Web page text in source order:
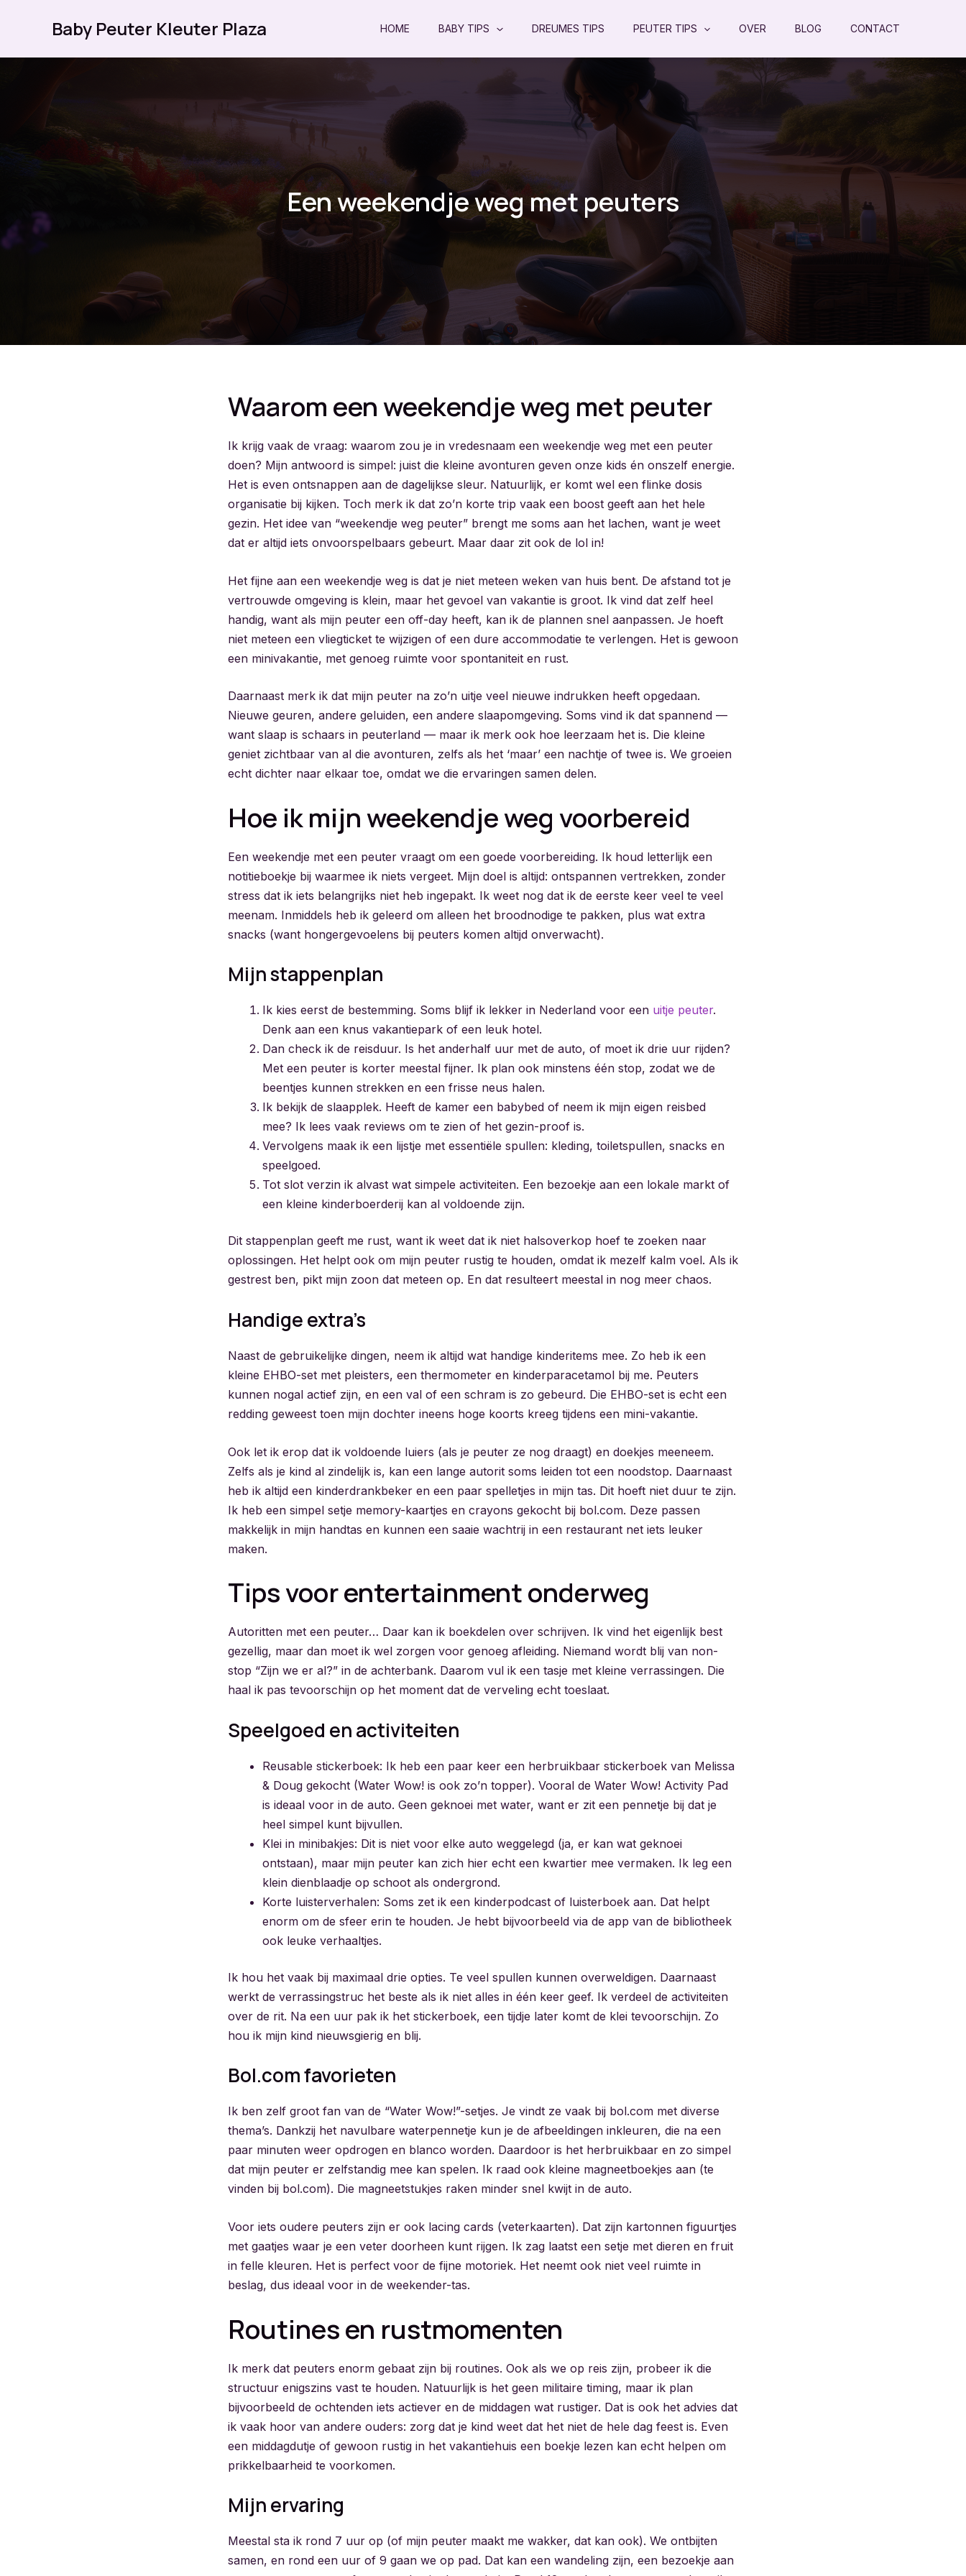
Baby Peuter Kleuter Plaza HOME BABY TIPS DREUMES TIPS PEUTER TIPS OVER BLOG CONTACT
Een weekendje weg met peuters
Waarom een weekendje weg met peuter
Ik krijg vaak de vraag: waarom zou je in vredesnaam een weekendje weg met een peuter
doen? Mijn antwoord is simpel: juist die kleine avonturen geven onze kids én onszelf energie.
Het is even ontsnappen aan de dagelijkse sleur. Natuurlijk, er komt wel een flinke dosis
organisatie bij kijken. Toch merk ik dat zo’n korte trip vaak een boost geeft aan het hele
gezin. Het idee van “weekendje weg peuter” brengt me soms aan het lachen, want je weet
dat er altijd iets onvoorspelbaars gebeurt. Maar daar zit ook de lol in!
Het fijne aan een weekendje weg is dat je niet meteen weken van huis bent. De afstand tot je
vertrouwde omgeving is klein, maar het gevoel van vakantie is groot. Ik vind dat zelf heel
handig, want als mijn peuter een off-day heeft, kan ik de plannen snel aanpassen. Je hoeft
niet meteen een vliegticket te wijzigen of een dure accommodatie te verlengen. Het is gewoon
een minivakantie, met genoeg ruimte voor spontaniteit en rust.
Daarnaast merk ik dat mijn peuter na zo’n uitje veel nieuwe indrukken heeft opgedaan.
Nieuwe geuren, andere geluiden, een andere slaapomgeving. Soms vind ik dat spannend —
want slaap is schaars in peuterland — maar ik merk ook hoe leerzaam het is. Die kleine
geniet zichtbaar van al die avonturen, zelfs als het ‘maar’ een nachtje of twee is. We groeien
echt dichter naar elkaar toe, omdat we die ervaringen samen delen.
Hoe ik mijn weekendje weg voorbereid
Een weekendje met een peuter vraagt om een goede voorbereiding. Ik houd letterlijk een
notitieboekje bij waarmee ik niets vergeet. Mijn doel is altijd: ontspannen vertrekken, zonder
stress dat ik iets belangrijks niet heb ingepakt. Ik weet nog dat ik de eerste keer veel te veel
meenam. Inmiddels heb ik geleerd om alleen het broodnodige te pakken, plus wat extra
snacks (want hongergevoelens bij peuters komen altijd onverwacht).
Mijn stappenplan
Ik kies eerst de bestemming. Soms blijf ik lekker in Nederland voor een uitje peuter.
Denk aan een knus vakantiepark of een leuk hotel.
Dan check ik de reisduur. Is het anderhalf uur met de auto, of moet ik drie uur rijden?
Met een peuter is korter meestal fijner. Ik plan ook minstens één stop, zodat we de
beentjes kunnen strekken en een frisse neus halen.
Ik bekijk de slaapplek. Heeft de kamer een babybed of neem ik mijn eigen reisbed
mee? Ik lees vaak reviews om te zien of het gezin-proof is.
Vervolgens maak ik een lijstje met essentiële spullen: kleding, toiletspullen, snacks en
speelgoed.
Tot slot verzin ik alvast wat simpele activiteiten. Een bezoekje aan een lokale markt of
een kleine kinderboerderij kan al voldoende zijn.
Dit stappenplan geeft me rust, want ik weet dat ik niet halsoverkop hoef te zoeken naar
oplossingen. Het helpt ook om mijn peuter rustig te houden, omdat ik mezelf kalm voel. Als ik
gestrest ben, pikt mijn zoon dat meteen op. En dat resulteert meestal in nog meer chaos.
Handige extra’s
Naast de gebruikelijke dingen, neem ik altijd wat handige kinderitems mee. Zo heb ik een
kleine EHBO-set met pleisters, een thermometer en kinderparacetamol bij me. Peuters
kunnen nogal actief zijn, en een val of een schram is zo gebeurd. Die EHBO-set is echt een
redding geweest toen mijn dochter ineens hoge koorts kreeg tijdens een mini-vakantie.
Ook let ik erop dat ik voldoende luiers (als je peuter ze nog draagt) en doekjes meeneem.
Zelfs als je kind al zindelijk is, kan een lange autorit soms leiden tot een noodstop. Daarnaast
heb ik altijd een kinderdrankbeker en een paar spelletjes in mijn tas. Dit hoeft niet duur te zijn.
Ik heb een simpel setje memory-kaartjes en crayons gekocht bij bol.com. Deze passen
makkelijk in mijn handtas en kunnen een saaie wachtrij in een restaurant net iets leuker
maken.
Tips voor entertainment onderweg
Autoritten met een peuter… Daar kan ik boekdelen over schrijven. Ik vind het eigenlijk best
gezellig, maar dan moet ik wel zorgen voor genoeg afleiding. Niemand wordt blij van non-
stop “Zijn we er al?” in de achterbank. Daarom vul ik een tasje met kleine verrassingen. Die
haal ik pas tevoorschijn op het moment dat de verveling echt toeslaat.
Speelgoed en activiteiten
Reusable stickerboek: Ik heb een paar keer een herbruikbaar stickerboek van Melissa
& Doug gekocht (Water Wow! is ook zo’n topper). Vooral de Water Wow! Activity Pad
is ideaal voor in de auto. Geen geknoei met water, want er zit een pennetje bij dat je
heel simpel kunt bijvullen.
Klei in minibakjes: Dit is niet voor elke auto weggelegd (ja, er kan wat geknoei
ontstaan), maar mijn peuter kan zich hier echt een kwartier mee vermaken. Ik leg een
klein dienblaadje op schoot als ondergrond.
Korte luisterverhalen: Soms zet ik een kinderpodcast of luisterboek aan. Dat helpt
enorm om de sfeer erin te houden. Je hebt bijvoorbeeld via de app van de bibliotheek
ook leuke verhaaltjes.
Ik hou het vaak bij maximaal drie opties. Te veel spullen kunnen overweldigen. Daarnaast
werkt de verrassingstruc het beste als ik niet alles in één keer geef. Ik verdeel de activiteiten
over de rit. Na een uur pak ik het stickerboek, een tijdje later komt de klei tevoorschijn. Zo
hou ik mijn kind nieuwsgierig en blij.
Bol.com favorieten
Ik ben zelf groot fan van de “Water Wow!”-setjes. Je vindt ze vaak bij bol.com met diverse
thema’s. Dankzij het navulbare waterpennetje kun je de afbeeldingen inkleuren, die na een
paar minuten weer opdrogen en blanco worden. Daardoor is het herbruikbaar en zo simpel
dat mijn peuter er zelfstandig mee kan spelen. Ik raad ook kleine magneetboekjes aan (te
vinden bij bol.com). Die magneetstukjes raken minder snel kwijt in de auto.
Voor iets oudere peuters zijn er ook lacing cards (veterkaarten). Dat zijn kartonnen figuurtjes
met gaatjes waar je een veter doorheen kunt rijgen. Ik zag laatst een setje met dieren en fruit
in felle kleuren. Het is perfect voor de fijne motoriek. Het neemt ook niet veel ruimte in
beslag, dus ideaal voor in de weekender-tas.
Routines en rustmomenten
Ik merk dat peuters enorm gebaat zijn bij routines. Ook als we op reis zijn, probeer ik die
structuur enigszins vast te houden. Natuurlijk is het geen militaire timing, maar ik plan
bijvoorbeeld de ochtenden iets actiever en de middagen wat rustiger. Dat is ook het advies dat
ik vaak hoor van andere ouders: zorg dat je kind weet dat het niet de hele dag feest is. Even
een middagdutje of gewoon rustig in het vakantiehuis een boekje lezen kan echt helpen om
prikkelbaarheid te voorkomen.
Mijn ervaring
Meestal sta ik rond 7 uur op (of mijn peuter maakt me wakker, dat kan ook). We ontbijten
samen, en rond een uur of 9 gaan we op pad. Dat kan een wandeling zijn, een bezoekje aan